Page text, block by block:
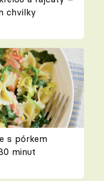
chvilky
s pórkem
minut